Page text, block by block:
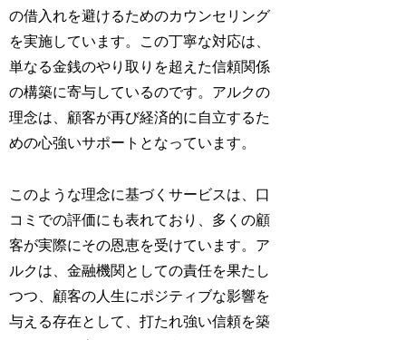
の借入れを避けるためのカウンセリング
を実施しています。この丁寧な対応は、
単なる金銭のやり取りを超えた信頼関係
の構築に寄与しているのです。アルクの
理念は、顧客が再び経済的に自立するた
めの心強いサポートとなっています。
このような理念に基づくサービスは、口
コミでの評価にも表れており、多くの顧
客が実際にその恩恵を受けています。ア
ルクは、金融機関としての責任を果たし
つつ、顧客の人生にポジティブな影響を
与える存在として、打たれ強い信頼を築